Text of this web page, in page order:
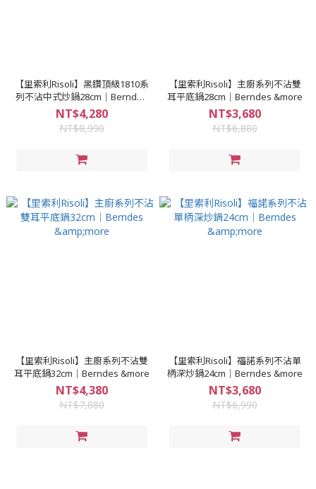
【里索利Risoli】黑鑽頂級1810系
列不沾中式炒鍋28cm｜Berndes
&more
NT$4,280
NT$8,990
【里索利Risoli】主廚系列不沾雙
耳平底鍋28cm｜Berndes &more
NT$3,680
NT$6,880
【里索利Risoli】主廚系列不沾雙
耳平底鍋32cm｜Berndes &more
NT$4,380
NT$7,880
【里索利Risoli】福諾系列不沾單
柄深炒鍋24cm｜Berndes &more
NT$3,680
NT$6,990